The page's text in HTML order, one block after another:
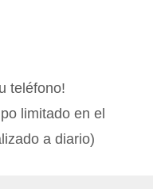
teléfono!
limitado en el
a diario)